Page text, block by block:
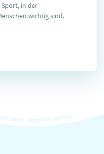
in der
wichtig sind,